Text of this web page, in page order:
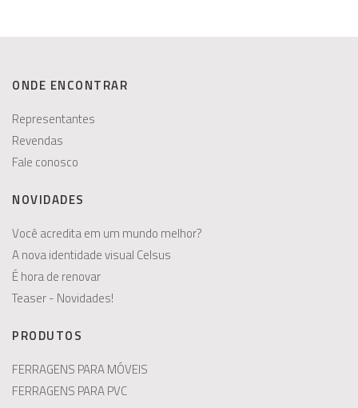
ONDE ENCONTRAR
Representantes
Revendas
Fale conosco
NOVIDADES
Você acredita em um mundo melhor?
A nova identidade visual Celsus
É hora de renovar
Teaser - Novidades!
PRODUTOS
FERRAGENS PARA MÓVEIS
FERRAGENS PARA PVC